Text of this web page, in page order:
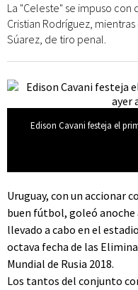
La "Celeste" se impuso con
Cristian Rodríguez,
Súarez, de tiro penal.
Edison Cavani festeja el
Uruguay, con un accionar
buen fútbol, goleó anoche
llevado a cabo en el
octava fecha de las
Mundial de Rusia 2018.
Los tantos del conjunto